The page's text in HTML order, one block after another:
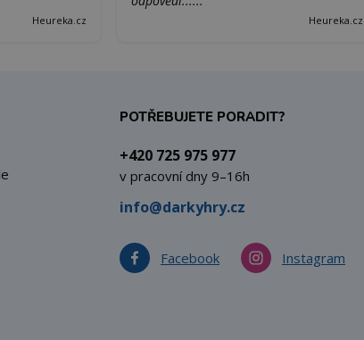
Heureka.cz Heureka.cz
POTŘEBUJETE PORADIT?
+420 725 975 977
v pracovní dny 9–16h
info@darkyhry.cz
Facebook Instagram